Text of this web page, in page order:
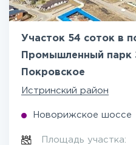
Участок 54 соток в
Промышленный парк
Покровское
Истринский район
Новорижское шоссе
Площадь участка: